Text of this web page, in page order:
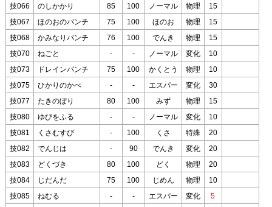
技066 のしかかり 85 100 ノーマル 物理 15
技067 ほのおのパンチ 75 100 ほのお 物理 15
技068 かみなりパンチ 76 100 でんき 物理 15
技070 ねごと - - ノーマル 変化 10
技073 ドレインパンチ 75 100 かくとう 物理 10
技075 ひかりのかべ - - エスパー 変化 30
技077 たきのぼり 80 100 みず 物理 15
技080 ゆびをふる - - ノーマル 変化 10
技081 くさむすび - 100 くさ 特殊 20
技082 でんじは - 90 でんき 変化 20
技083 どくづき 80 100 どく 物理 20
技084 じだんだ 75 100 じめん 物理 10
技085 ねむる - - エスパー 変化 5